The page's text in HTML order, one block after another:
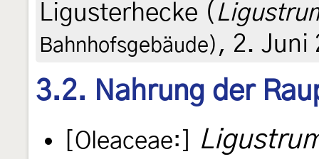
Ligusterhecke (
Bahnhofsgebäude) , 2. Juni
3.2. Nahrung der
[Oleaceae:]